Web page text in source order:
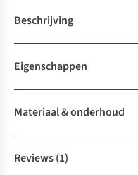
Beschrijving
Eigenschappen
Materiaal & onderhoud
Reviews(1)